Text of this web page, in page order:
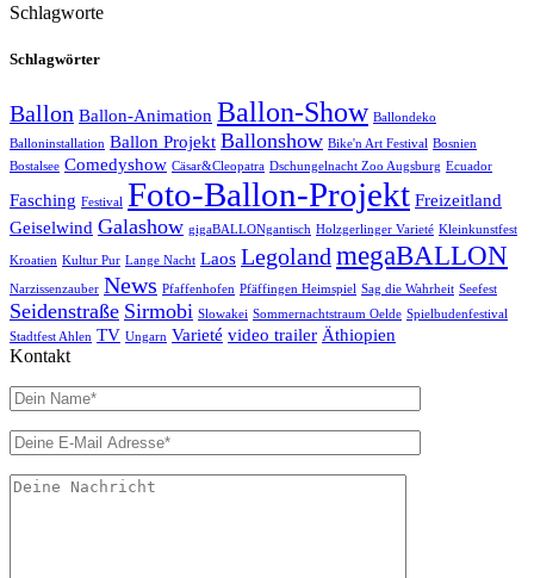
Schlagworte
Schlagwörter
Ballon Ballon-Animation Ballon-Show Ballondeko
Balloninstallation Ballon Projekt Ballonshow Bike'n Art Festival Bosnien
Bostalsee Comedyshow Cäsar&Cleopatra Dschungelnacht Zoo Augsburg Ecuador
Fasching Festival Foto-Ballon-Projekt Freizeitland
Geiselwind Galashow gigaBALLONgantisch Holzgerlinger Varieté Kleinkunstfest
Kroatien Kultur Pur Lange Nacht Laos LegolandmegaBALLON
Narzissenzauber News Pfaffenhofen Pfäffingen Heimspiel Sag die Wahrheit Seefest
Seidenstraße Sirmobi Slowakei Sommernachtstraum Oelde Spielbudenfestival
Stadtfest Ahlen TV Ungarn Varieté video trailer Äthiopien
Kontakt